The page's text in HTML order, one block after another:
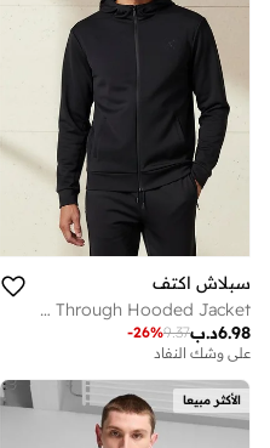
سبلاش اكتف
Men Performance Zip Through Hooded Jacket
د.ب6.98
9.37
-26%
على وشك النفاد
الأكثر مبيعا